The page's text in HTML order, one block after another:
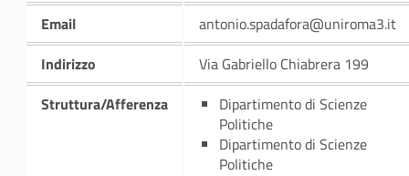
Email
antonio.spadafora@uniroma3.it
Indirizzo
Via Gabriello Chiabrera 199
Struttura/Afferenza
Dipartimento di Scienze
Politiche
Dipartimento di Scienze
Politiche